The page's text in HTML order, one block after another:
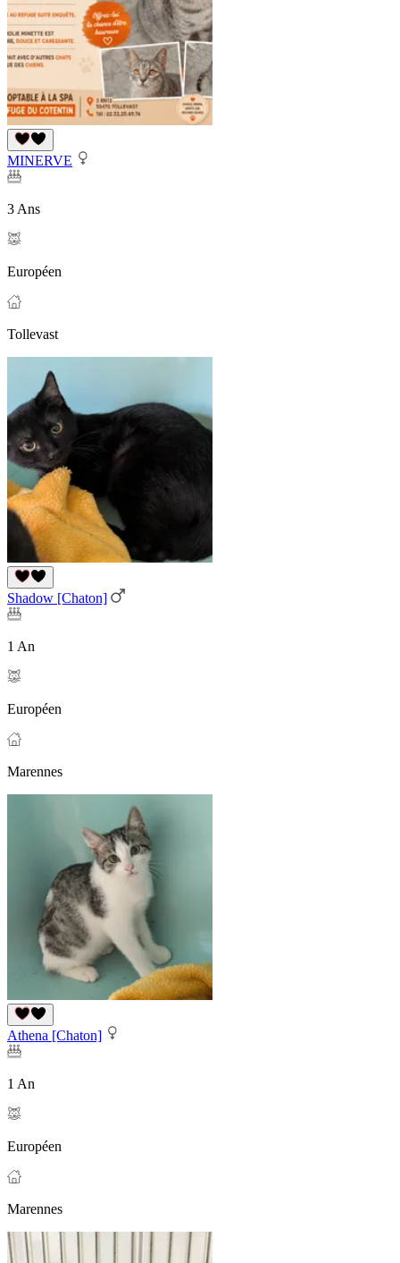
MINERVE
3 Ans
Européen
Tollevast
Shadow [Chaton]
1 An
Européen
Marennes
Athena [Chaton]
1 An
Européen
Marennes